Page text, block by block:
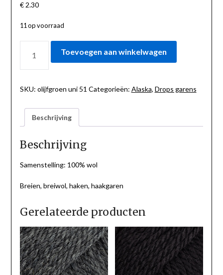
€2.30
11 op voorraad
OLIJFGROEN
AANTAL
Toevoegen aan winkelwagen
SKU: olijfgroen uni 51 Categorieën: Alaska, Drops garens
Beschrijving
Beschrijving
Samenstelling: 100% wol
Breien, breiwol, haken, haakgaren
Gerelateerde producten